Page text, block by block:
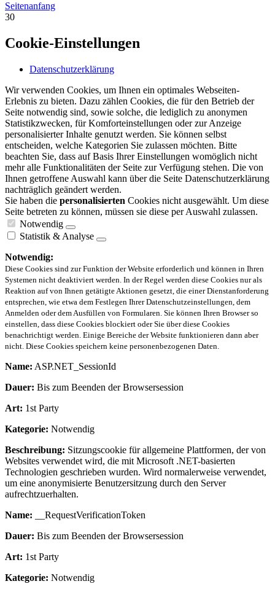
Seitenanfang
30
Cookie-Einstellungen
Datenschutzerklärung
Wir verwenden Cookies, um Ihnen ein optimales Webseiten-
Erlebnis zu bieten. Dazu zählen Cookies, die für den Betrieb der
Seite notwendig sind, sowie solche, die lediglich zu anonymen
Statistikzwecken, für Komforteinstellungen oder zur Anzeige
personalisierter Inhalte genutzt werden. Sie können selbst
entscheiden, welche Kategorien Sie zulassen möchten. Bitte
beachten Sie, dass auf Basis Ihrer Einstellungen womöglich nicht
mehr alle Funktionalitäten der Seite zur Verfügung stehen. Die von
Ihnen getroffene Auswahl kann über die Seite Datenschutzerklärung
nachträglich geändert werden.
Sie haben die personalisierten Cookies nicht ausgewählt. Um diese
Seite betreten zu können, müssen sie diese per Auswahl zulassen.
Notwendig
Statistik & Analyse
Notwendig:
Diese Cookies sind zur Funktion der Website erforderlich und können in Ihren
Systemen nicht deaktiviert werden. In der Regel werden diese Cookies nur als
Reaktion auf von Ihnen getätigte Aktionen gesetzt, die einer Dienstanforderung
entsprechen, wie etwa dem Festlegen Ihrer Datenschutzeinstellungen, dem
Anmelden oder dem Ausfüllen von Formularen. Sie können Ihren Browser so
einstellen, dass diese Cookies blockiert oder Sie über diese Cookies
benachrichtigt werden. Einige Bereiche der Website funktionieren dann aber
nicht. Diese Cookies speichern keine personenbezogenen Daten.
Name: ASP.NET_SessionId
Dauer: Bis zum Beenden der Browsersession
Art: 1st Party
Kategorie: Notwendig
Beschreibung: Sitzungscookie für allgemeine Plattformen, der von
Websites verwendet wird, die mit Microsoft .NET-basierten
Technologien geschrieben wurden. Wird normalerweise verwendet,
um eine anonymisierte Benutzersitzung durch den Server
aufrechtzuerhalten.
Name: __RequestVerificationToken
Dauer: Bis zum Beenden der Browsersession
Art: 1st Party
Kategorie: Notwendig